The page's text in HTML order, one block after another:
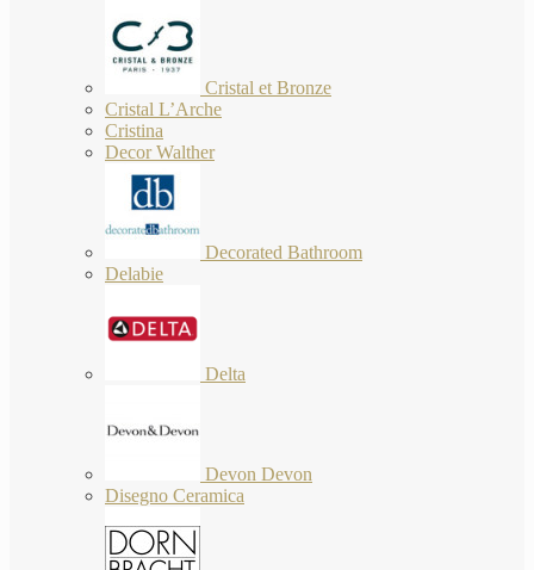
Cristal et Bronze
Cristal L’Arche
Cristina
Decor Walther
Decorated Bathroom
Delabie
Delta
Devon Devon
Disegno Ceramica